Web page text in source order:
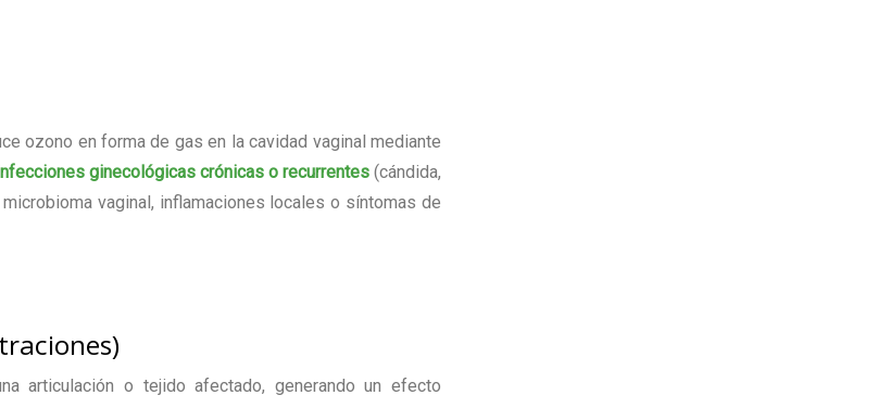
ozono en forma de gas en la cavidad vaginal mediante
ginecológicas crónicas o recurrentes(cándida,
vaginal, inflamaciones locales o síntomas de
articulación o tejido afectado, generando un efecto